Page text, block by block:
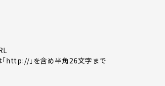
「http://」を含め半角26文字まで